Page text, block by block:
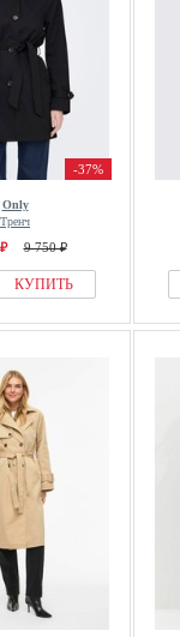
-37%
Only
Тренч
9 750 ₽
КУПИТЬ